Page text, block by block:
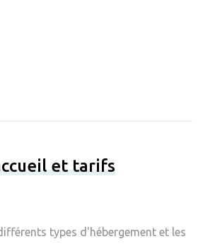
et tarifs
types d'hébergement et les